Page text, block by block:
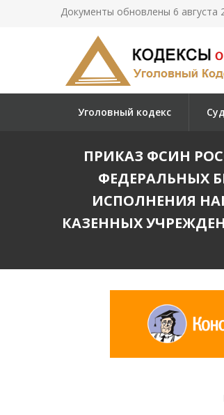
Документы обновлены 6 августа
Уголовный кодекс
ПРИКАЗ ФСИН
ФЕДЕРАЛЬНЫХ
ИСПОЛНЕНИЯ
КАЗЕННЫХ